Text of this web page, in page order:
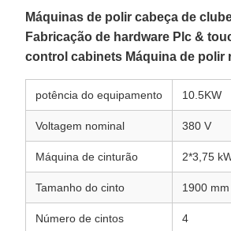
Máquinas de polir cabeça de
Fabricação de hardware Plc &
control cabinets Máquina de polir
potência do equipamento 10.5KW
Voltagem nominal 380 V
Máquina de cinturão 2*3,75
Tamanho do cinto 1900 mm
Número de cintos 4